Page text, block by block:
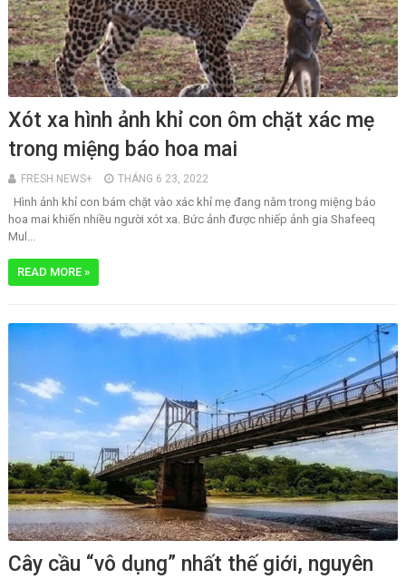
Xót xa hình ảnh khỉ con ôm chặt xác mẹ
trong miệng báo hoa mai
FRESH NEWS+ THÁNG 6 23, 2022
Hình ảnh khỉ con bám chặt vào xác khỉ mẹ đang nằm trong miệng báo
hoa mai khiến nhiều người xót xa. Bức ảnh được nhiếp ảnh gia Shafeeq
Mul...
READ MORE »
Cây cầu “vô dụng” nhất thế giới, nguyên